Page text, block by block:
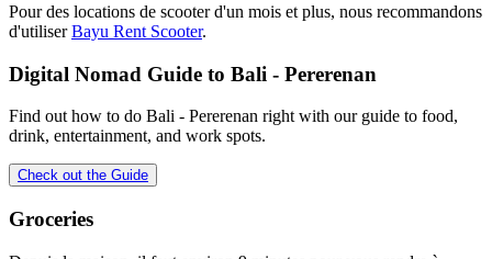
Pour des locations de scooter d'un mois et plus, nous recommandons
d'utiliserBayu Rent Scooter.
Digital Nomad Guide to Bali - Pererenan
Find out how to do Bali - Pererenan right with our guide to food,
drink, entertainment, and work spots.
Check out the Guide
Groceries